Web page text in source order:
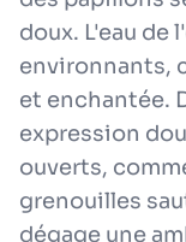
doux. L'eau de
environnants,
et enchantée.
expression
ouverts,
grenouilles
dégage une